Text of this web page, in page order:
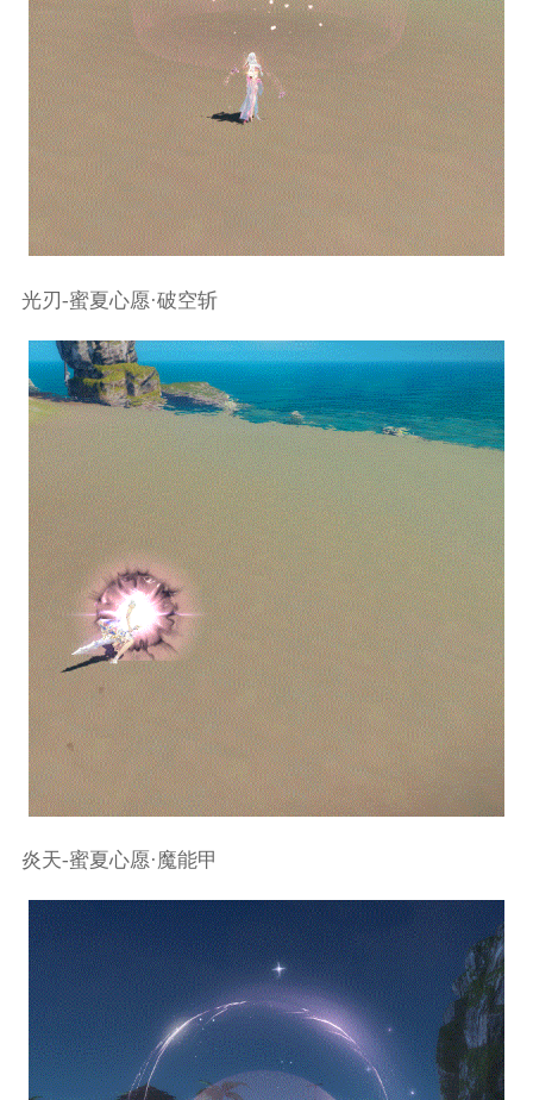
光刃-蜜夏心愿·破空斩
炎天-蜜夏心愿·魔能甲